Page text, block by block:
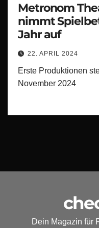
Metronom
nimmt
Jahr auf
22. APRIL 2024
Erste Produktionen
November 2024
Dein Magazin für